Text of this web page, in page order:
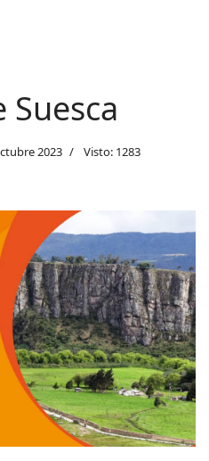
Suesca
2023 Visto: 1283